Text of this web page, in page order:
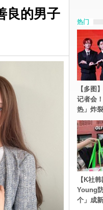
良的男子
热门
【多图
记者会
热」炸
【K社
Young
个」成